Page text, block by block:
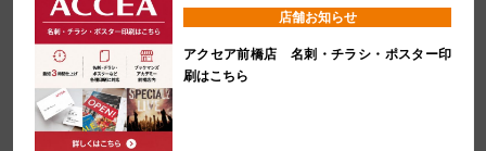
店舗お知らせ
アクセア前橋店 名刺・チラシ・ポスター印
刷はこちら